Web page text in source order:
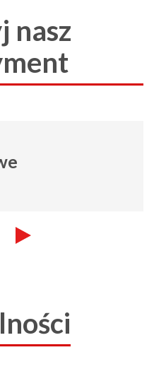
nasz